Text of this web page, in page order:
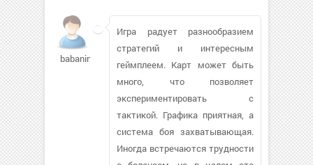
babaninrim722
Игра радует разнообразием
стратегий и интересным
геймплеем. Карт может быть
много, что позволяет
экспериментировать с
тактикой. Графика приятная, а
система боя захватывающая.
Иногда встречаются трудности